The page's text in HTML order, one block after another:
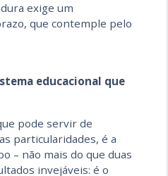
exige um
que contemple pelo
educacional que
pode servir de
particularidades, é a
– não mais do que duas
invejáveis: é o